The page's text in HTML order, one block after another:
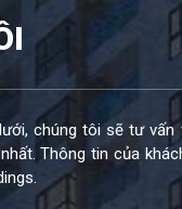
chúng tôi sẽ tư
Thông tin của